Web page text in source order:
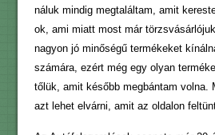
náluk mindig megtaláltam, amit
ok, ami miatt most már
nagyon jó minőségű termékeket
számára, ezért még egy olyan
tőlük, amit később megbántam volna.
azt lehet elvárni, amit az oldalon